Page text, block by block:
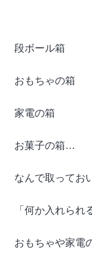
段ボール箱
おもちゃの箱
家電の箱
お菓子の箱…
なんで取ってお
「何か入れられ
おもちゃや家電